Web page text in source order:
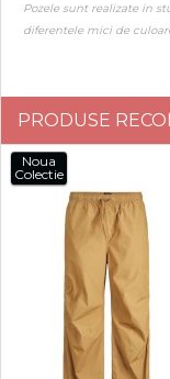
Pozele sunt realizate in
diferentele mici de
PRODUSE
Noua
Colectie